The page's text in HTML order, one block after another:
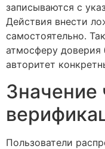
записываются с
Действия внести
самостоятельно.
атмосферу доверия
авторитет
Значение
Пользователи